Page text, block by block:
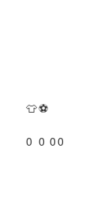
👕⚽
0 0 00